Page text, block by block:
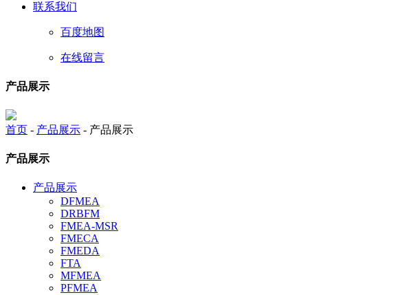
联系我们
百度地图
在线留言
产品展示
首页 - 产品展示 - 产品展示
产品展示
产品展示
DFMEA
DRBFM
FMEA-MSR
FMECA
FMEDA
FTA
MFMEA
PFMEA